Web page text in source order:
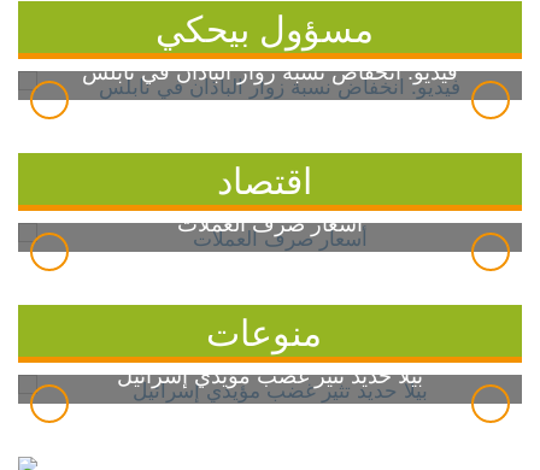
مسؤول بيحكي
فيديو: انخفاض نسبة زوار الباذان في نابلس
اقتصاد
أسعار صرف العملات
منوعات
بيلا حديد تثير غضب مؤيدي إسرائيل